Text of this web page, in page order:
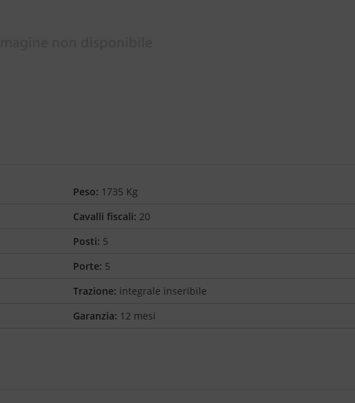
Peso: 1735 Kg
Cavalli fiscali: 20
Posti: 5
Porte: 5
Trazione: integrale inseribile
Garanzia: 12 mesi